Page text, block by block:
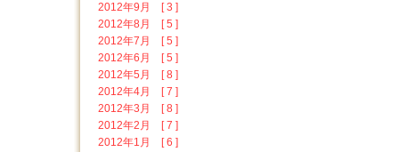
2012年9月 [ 3 ]
2012年8月 [ 5 ]
2012年7月 [ 5 ]
2012年6月 [ 5 ]
2012年5月 [ 8 ]
2012年4月 [ 7 ]
2012年3月 [ 8 ]
2012年2月 [ 7 ]
2012年1月 [ 6 ]